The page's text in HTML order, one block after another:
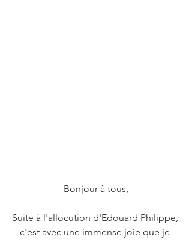
Bonjour à tous,
Suite à l'allocution d'Edouard Philippe,
c'est avec une immense joie que je